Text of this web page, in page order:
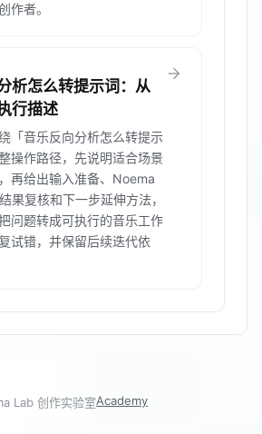
作者。
析怎么转提示词：从
行描述
「音乐反向分析怎么转提示
操作路径，先说明适合场景
再给出输入准备、Noema
果复核和下一步延伸方法，
问题转成可执行的音乐工作
试错，并保留后续迭代依
arrow_forward
Lab 创作实验室Academy